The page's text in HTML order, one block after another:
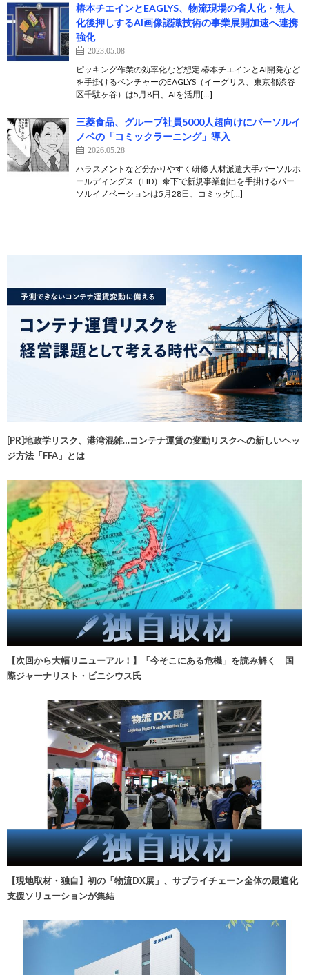
椿本チエインとEAGLYS、物流現場の省人化・無人
化後押しするAI画像認識技術の事業展開加速へ連携
強化
2023.05.08
ピッキング作業の効率化など想定 椿本チエインとAI開発など
を手掛けるベンチャーのEAGLYS（イーグリス、東京都渋谷
区千駄ヶ谷）は5月8日、AIを活用[…]
三菱食品、グループ社員5000人超向けにパーソルイ
ノベの「コミックラーニング」導入
2026.05.28
ハラスメントなど分かりやすく研修 人材派遣大手パーソルホ
ールディングス（HD）傘下で新規事業創出を手掛けるパー
ソルイノベーションは5月28日、コミック[…]
[PR]地政学リスク、港湾混雑…コンテナ運賃の変動リスクへの新しいヘッ
ジ方法「FFA」とは
【次回から大幅リニューアル！】「今そこにある危機」を読み解く 国
際ジャーナリスト・ビニシウス氏
【現地取材・独自】初の「物流DX展」、サプライチェーン全体の最適化
支援ソリューションが集結